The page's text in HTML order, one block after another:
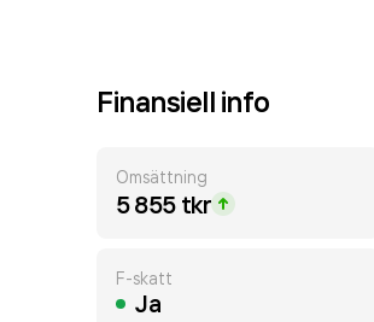
Finansiell info
Omsättning
5 855 tkr
F-skatt
Ja